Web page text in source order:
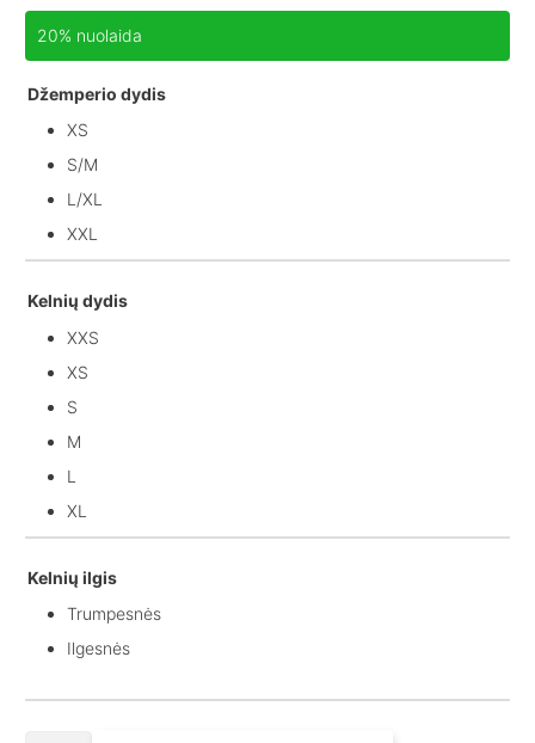
20% nuolaida
Džemperio dydis
XS
S/M
L/XL
XXL
Kelnių dydis
XXS
XS
S
M
L
XL
Kelnių ilgis
Trumpesnės
Ilgesnės